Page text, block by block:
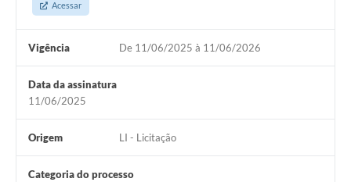
Lei de Acesso à Informação
Galeria de Vídeos
IPTU Selo Verde
Notícias
Acessar
Vigência De 11/06/2025 à 11/06/2026
Data da assinatura
11/06/2025
Origem LI - Licitação
Categoria do processo